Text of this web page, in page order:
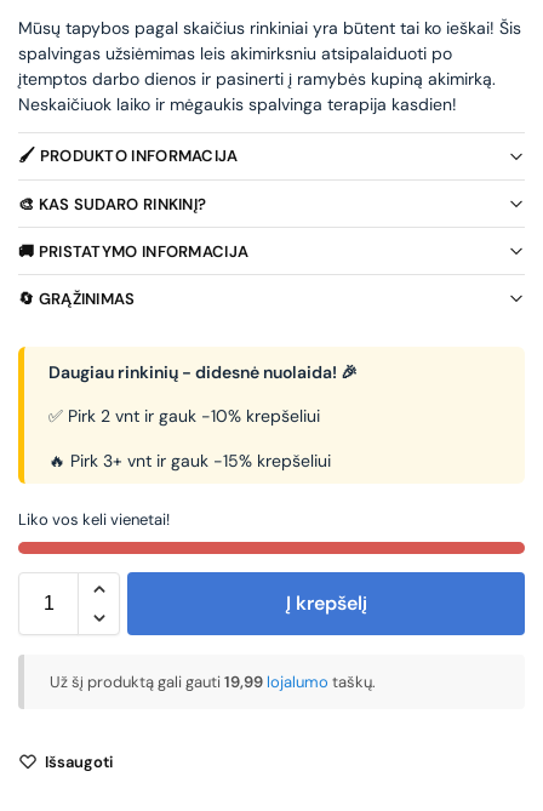
Mūsų tapybos pagal skaičius rinkiniai yra būtent tai ko ieškai! Šis
spalvingas užsiėmimas leis akimirksniu atsipalaiduoti po
įtemptos darbo dienos ir pasinerti į ramybės kupiną akimirką.
Neskaičiuok laiko ir mėgaukis spalvinga terapija kasdien!
🖌️ PRODUKTO INFORMACIJA
🎨 KAS SUDARO RINKINĮ?
🚚 PRISTATYMO INFORMACIJA
🔄 GRĄŽINIMAS
Daugiau rinkinių - didesnė nuolaida! 🎉
✅ Pirk 2 vnt ir gauk -10% krepšeliui
🔥 Pirk 3+ vnt ir gauk -15% krepšeliui
Liko vos keli vienetai!
Į krepšelį
Už šį produktą gali gauti19,99 lojalumotaškų.
Išsaugoti